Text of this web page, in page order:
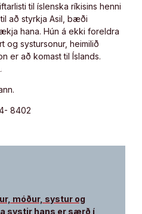
til íslenska ríkisins henni
að styrkja Asil, bæði
hana. Hún á ekki foreldra
og systursonur, heimilið
er að komast til Íslands.
8402
móður, systur og
systir hans er særð í